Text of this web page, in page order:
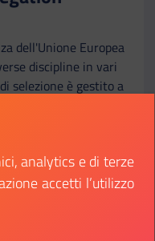
dell'Unione Europea
discipline in vari
selezione è gestito a
2022
2022
analytics e di terze
accetti l’utilizzo